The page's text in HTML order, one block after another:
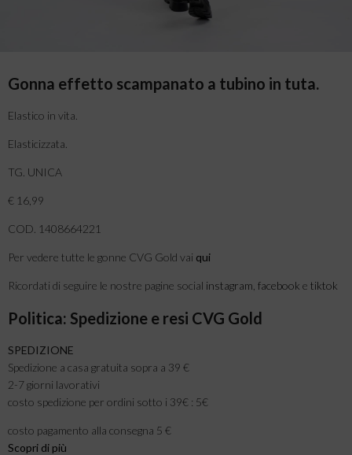
Gonna effetto scampanato a tubino in tuta.
Elastico in vita.
Elasticizzata.
TG. UNICA
€ 16,99
COD. 1408664221
Per vedere tutte le gonne CVG Gold vai qui
Ricordati di seguire le nostre pagine social instagram facebook e tiktok
Politica: Spedizione e resi CVG Gold
SPEDIZIONE
Spedizione a casa gratuita sopra a 39 €
2-7 giorni lavorativi
costo spedizione per ordini sotto i 39€ : 5€
costo pagamento alla consegna 5 €
Scopri di più